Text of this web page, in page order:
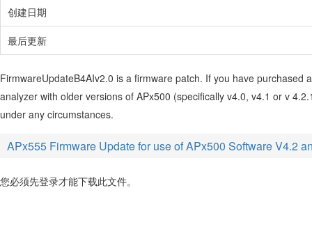
创建日期
最后更新
FirmwareUpdateB4AIv2.0 is a firmware patch. If you have
analyzer with older versions of APx500 (specifically v4.0, v4.1 or v
under any circumstances.
APx555 Firmware Update for use of APx500 Software V4.2
您必须先登录才能下载此文件。